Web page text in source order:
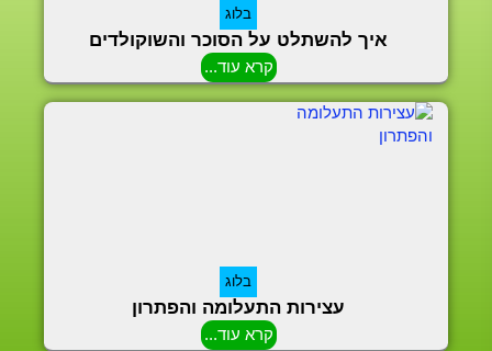
בלוג
איך להשתלט על הסוכר והשוקולדים
קרא עוד...
בלוג
עצירות התעלומה והפתרון
קרא עוד...